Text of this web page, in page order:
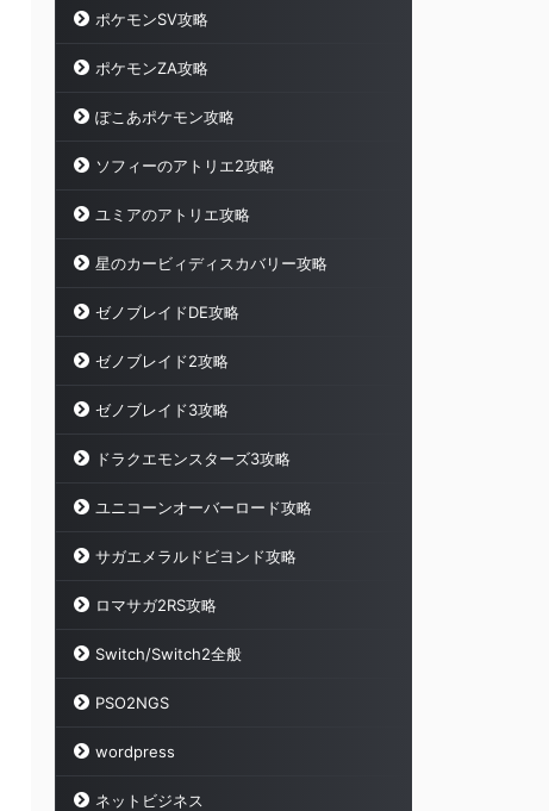
ポケモンSV攻略
ポケモンZA攻略
ぽこあポケモン攻略
ソフィーのアトリエ2攻略
ユミアのアトリエ攻略
星のカービィディスカバリー攻略
ゼノブレイドDE攻略
ゼノブレイド2攻略
ゼノブレイド3攻略
ドラクエモンスターズ3攻略
ユニコーンオーバーロード攻略
サガエメラルドビヨンド攻略
ロマサガ2RS攻略
Switch/Switch2全般
PSO2NGS
wordpress
ネットビジネス